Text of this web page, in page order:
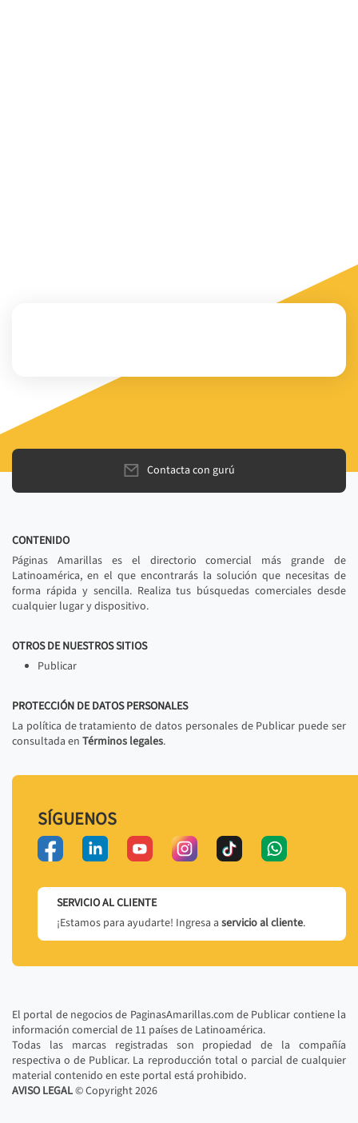
Contacta con gurú
CONTENIDO
Páginas Amarillas es el directorio comercial más grande de
Latinoamérica, en el que encontrarás la solución que necesitas de
forma rápida y sencilla. Realiza tus búsquedas comerciales desde
cualquier lugar y dispositivo.
OTROS DE NUESTROS SITIOS
Publicar
PROTECCIÓN DE DATOS PERSONALES
La política de tratamiento de datos personales de Publicar puede ser
consultada en Términos legales.
SÍGUENOS
SERVICIO AL CLIENTE
¡Estamos para ayudarte! Ingresa a servicio al cliente.
El portal de negocios de PaginasAmarillas.com de Publicar contiene la
información comercial de 11 países de Latinoamérica.
Todas las marcas registradas son propiedad de la compañía
respectiva o de Publicar. La reproducción total o parcial de cualquier
material contenido en este portal está prohibido.
AVISO LEGAL© Copyright2026